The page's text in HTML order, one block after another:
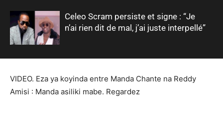
Celeo Scram persiste et signe : “Je
n’ai rien dit de mal, j’ai juste interpellé”
VIDEO. Eza ya koyinda entre Manda Chante na Reddy
Amisi : Manda asiliki mabe. Regardez